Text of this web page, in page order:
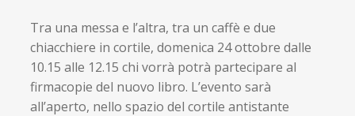
Tra una messa e l’altra, tra un caffè e due
chiacchiere in cortile, domenica 24 ottobre dalle
10.15 alle 12.15 chi vorrà potrà partecipare al
firmacopie del nuovo libro. L’evento sarà
all’aperto, nello spazio del cortile antistante